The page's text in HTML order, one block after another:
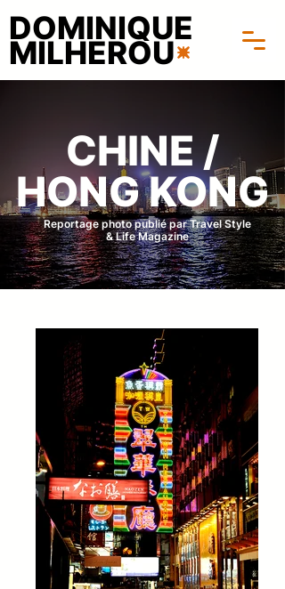
DOMINIQUE
MILHEROU
CHINE /
HONG KONG
Reportage photo publié par Travel Style
& Life Magazine